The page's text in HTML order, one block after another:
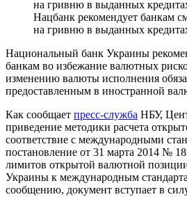
Нацбанк рекомендует банкам
на гривню в выданных
Национальный банк Украины
банкам во избежание валютных
изменению валюты исполнения
предоставленным в иностранной
Как сообщает пресс-служба НБУ,
приведение методики расчета
соответствие с международными
постановление от 31 марта 2014 №
лимитов открытой валютной
Украины к международным
сообщению, документ вступает в